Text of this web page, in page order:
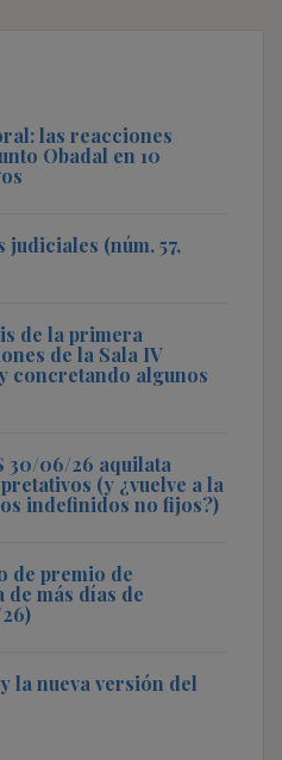
las reacciones
Obadal en 10
(núm. 57,
de la primera
de la Sala IV
concretando algunos
30/06/26 aquilata
(y ¿vuelve a la
indefinidos no fijos?)
de premio de
más días de
la nueva versión del